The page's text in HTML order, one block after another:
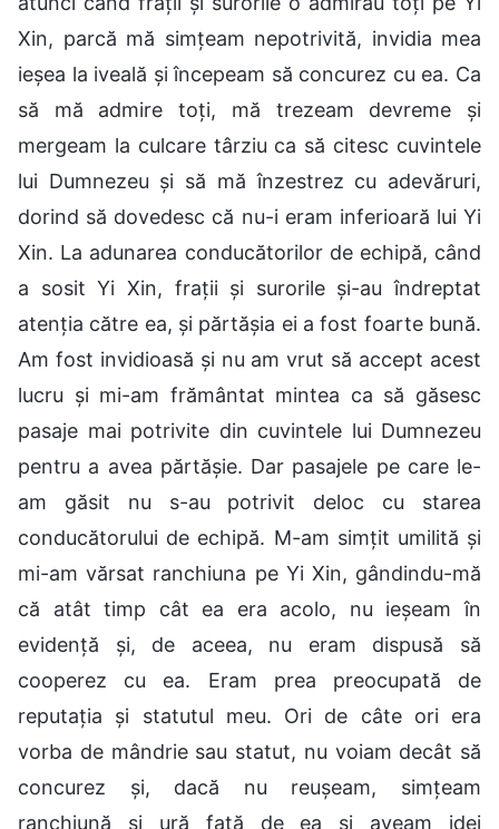
Xin, parcă mă simțeam nepotrivită, invidia mea
ieșea la iveală și începeam să concurez cu ea. Ca
să mă admire toți, mă trezeam devreme și
mergeam la culcare târziu ca să citesc cuvintele
lui Dumnezeu și să mă înzestrez cu adevăruri,
dorind să dovedesc că nu-i eram inferioară lui Yi
Xin. La adunarea conducătorilor de echipă, când
a sosit Yi Xin, frații și surorile și-au îndreptat
atenția către ea, și părtășia ei a fost foarte bună.
Am fost invidioasă și nu am vrut să accept acest
lucru și mi-am frământat mintea ca să găsesc
pasaje mai potrivite din cuvintele lui Dumnezeu
pentru a avea părtășie. Dar pasajele pe care le-
am găsit nu s-au potrivit deloc cu starea
conducătorului de echipă. M-am simțit umilită și
mi-am vărsat ranchiuna pe Yi Xin, gândindu-mă
că atât timp cât ea era acolo, nu ieșeam în
evidență și, de aceea, nu eram dispusă să
cooperez cu ea. Eram prea preocupată de
reputația și statutul meu. Ori de câte ori era
vorba de mândrie sau statut, nu voiam decât să
concurez și, dacă nu reușeam, simțeam
ranchiună și ură față de ea și aveam idei